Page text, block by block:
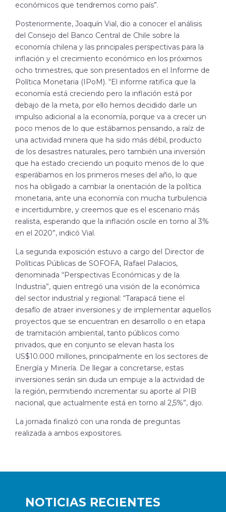
NOTICIAS RECIENTES
económicos que tendremos como país”.
Posteriormente, Joaquín Vial, dio a conocer el análisis
del Consejo del Banco Central de Chile sobre la
economía chilena y las principales perspectivas para la
inflación y el crecimiento económico en los próximos
ocho trimestres, que son presentados en el Informe de
Política Monetaria (IPoM). “El informe ratifica que la
economía está creciendo pero la inflación está por
debajo de la meta, por ello hemos decidido darle un
impulso adicional a la economía, porque va a crecer un
poco menos de lo que estábamos pensando, a raíz de
una actividad minera que ha sido más débil, producto
de los desastres naturales, pero también una inversión
que ha estado creciendo un poquito menos de lo que
esperábamos en los primeros meses del año, lo que
nos ha obligado a cambiar la orientación de la política
monetaria, ante una economía con mucha turbulencia
e incertidumbre, y creemos que es el escenario más
realista, esperando que la inflación oscile en torno al 3%
en el 2020”, indicó Vial.
La segunda exposición estuvo a cargo del Director de
Políticas Públicas de SOFOFA, Rafael Palacios,
denominada “Perspectivas Económicas y de la
Industria”, quien entregó una visión de la económica
del sector industrial y regional: “Tarapacá tiene el
desafío de atraer inversiones y de implementar aquellos
proyectos que se encuentran en desarrollo o en etapa
de tramitación ambiental, tanto públicos como
privados, que en conjunto se elevan hasta los
US$10.000 millones, principalmente en los sectores de
Energía y Minería. De llegar a concretarse, estas
inversiones serán sin duda un empuje a la actividad de
la región, permitiendo incrementar su aporte al PIB
nacional, que actualmente está en torno al 2,5%”, dijo.
La jornada finalizó con una ronda de preguntas
realizada a ambos expositores.